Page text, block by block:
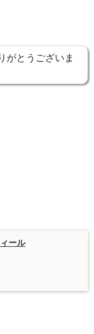
がとうございま
ール